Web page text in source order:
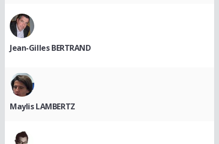
Jean-Gilles BERTRAND
Maylis LAMBERTZ